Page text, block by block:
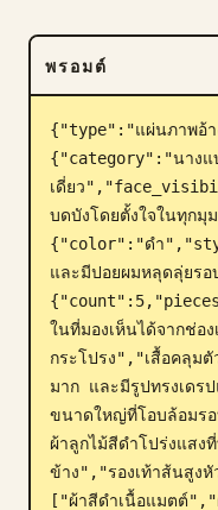
ดาวน์โหลด
บล็อก
อัปเดต
พรอมต์
{"type":"แผ่นภาพอ้
{"category":"นางแ
เดี่ยว
บดบังโดยตั้งใจในทุก
{"color":"ดำ
และมีปอยผมหลุดลุ่ย
ในที่มองเห็นได้จากช่อ
กระโปรง","เสื้อคลุม
มาก และมีรูปทรงเดร
ขนาดใหญ่ที่โอบล้อมร
ผ้าลูกไม้สีดำโปร่งแสง
ข้าง","รองเท้าส้นสู
["ผ้าสีดำเนื้อแมตต์","